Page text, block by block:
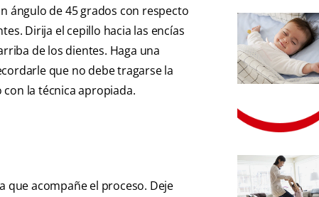
ángulo de 45 grados con respecto
Dirija el cepillo hacia las encías
de los dientes. Haga una
que no debe tragarse la
la técnica apropiada.
que acompañe el proceso. Deje